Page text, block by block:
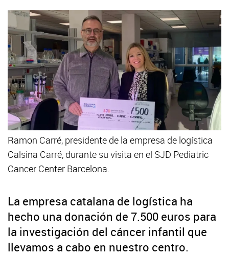
Ramon Carré, presidente de la empresa de logística
Calsina Carré, durante su visita en el SJD Pediatric
Cancer Center Barcelona.
La empresa catalana de logística ha
hecho una donación de 7.500 euros para
la investigación del cáncer infantil que
llevamos a cabo en nuestro centro.